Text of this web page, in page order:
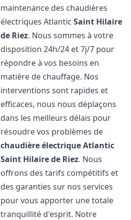
maintenance des chaudières
électriques AtlanticSaint Hilaire
de Riez. Nous sommes à votre
disposition 24h/24 et 7j/7 pour
répondre à vos besoins en
matière de chauffage. Nos
interventions sont rapides et
efficaces, nous nous déplaçons
dans les meilleurs délais pour
résoudre vos problèmes de
chaudière électrique Atlantic
Saint Hilaire de Riez. Nous
offrons des tarifs compétitifs et
des garanties sur nos services
pour vous apporter une totale
tranquillité d'esprit. Notre